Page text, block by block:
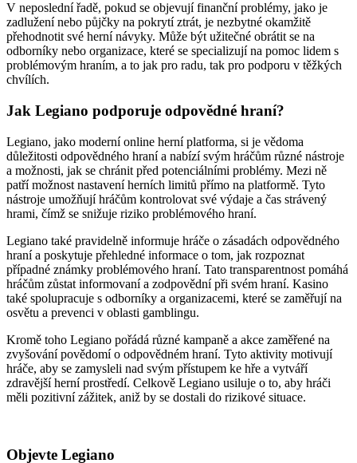
V neposlední řadě, pokud se objevují finanční problémy, jako je
zadlužení nebo půjčky na pokrytí ztrát, je nezbytné okamžitě
přehodnotit své herní návyky. Může být užitečné obrátit se na
odborníky nebo organizace, které se specializují na pomoc lidem s
problémovým hraním, a to jak pro radu, tak pro podporu v těžkých
chvílích.
Jak Legiano podporuje odpovědné hraní?
Legiano, jako moderní online herní platforma, si je vědoma
důležitosti odpovědného hraní a nabízí svým hráčům různé nástroje
a možnosti, jak se chránit před potenciálními problémy. Mezi ně
patří možnost nastavení herních limitů přímo na platformě. Tyto
nástroje umožňují hráčům kontrolovat své výdaje a čas strávený
hrami, čímž se snižuje riziko problémového hraní.
Legiano také pravidelně informuje hráče o zásadách odpovědného
hraní a poskytuje přehledné informace o tom, jak rozpoznat
případné známky problémového hraní. Tato transparentnost pomáhá
hráčům zůstat informovaní a zodpovědní při svém hraní. Kasino
také spolupracuje s odborníky a organizacemi, které se zaměřují na
osvětu a prevenci v oblasti gamblingu.
Kromě toho Legiano pořádá různé kampaně a akce zaměřené na
zvyšování povědomí o odpovědném hraní. Tyto aktivity motivují
hráče, aby se zamysleli nad svým přístupem ke hře a vytváří
zdravější herní prostředí. Celkově Legiano usiluje o to, aby hráči
měli pozitivní zážitek, aniž by se dostali do rizikové situace.
Objevte Legiano